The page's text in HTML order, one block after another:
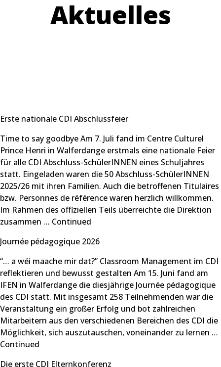
Aktuelles
Erste nationale CDI Abschlussfeier
Time to say goodbye Am 7. Juli fand im Centre Culturel
Prince Henri in Walferdange erstmals eine nationale Feier
für alle CDI Abschluss-SchülerINNEN eines Schuljahres
statt. Eingeladen waren die 50 Abschluss-SchülerINNEN
2025/26 mit ihren Familien. Auch die betroffenen Titulaires
bzw. Personnes de référence waren herzlich willkommen.
Im Rahmen des offiziellen Teils überreichte die Direktion
zusammen … Continued
Journée pédagogique 2026
“… a wéi maache mir dat?” Classroom Management im CDI
reflektieren und bewusst gestalten Am 15. Juni fand am
IFEN in Walferdange die diesjährige Journée pédagogique
des CDI statt. Mit insgesamt 258 Teilnehmenden war die
Veranstaltung ein großer Erfolg und bot zahlreichen
Mitarbeitern aus den verschiedenen Bereichen des CDI die
Möglichkeit, sich auszutauschen, voneinander zu lernen …
Continued
Die erste CDI Elternkonferenz